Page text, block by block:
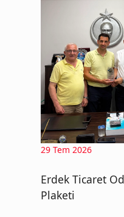
29 Tem 2026
Erdek Ticaret
Plaketi